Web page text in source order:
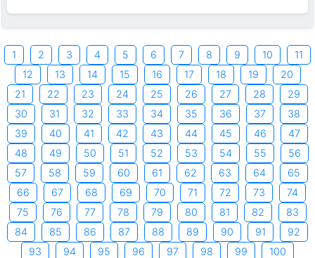
1 2 3 4 5 6 7 8 9 10
11
12
13 14 15 16 17 18 19
20
21
22 23 24 25 26 27 28
29
30
31 32 33 34 35 36 37
38
39
40 41 42 43 44 45 46
47
48
49 50 51 52 53 54 55
56
57
58 59 60 61 62 63 64
65
66
67 68 69 70 71 72 73
74
75
76 77 78 79 80 81 82
83
84
85 86 87 88 89 90 91
92
93
94 95 96 97 98 99
100